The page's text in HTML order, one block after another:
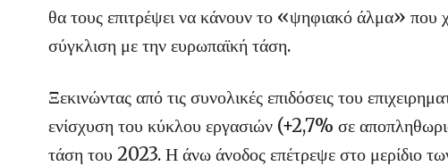
θα τους επιτρέψει να κάνουν το «ψηφιακό άλμα» που
σύγκλιση με την ευρωπαϊκή τάση.
Ξεκινώντας από τις συνολικές επιδόσεις του
ενίσχυση του κύκλου εργασιών (+2,7% σε
τάση του 2023. Η άνω άνοδος επέτρεψε στο μερίδιο